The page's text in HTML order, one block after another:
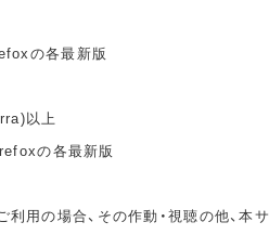
の各最新版
以上
の各最新版
用の場合、その作動・視聴の他、本